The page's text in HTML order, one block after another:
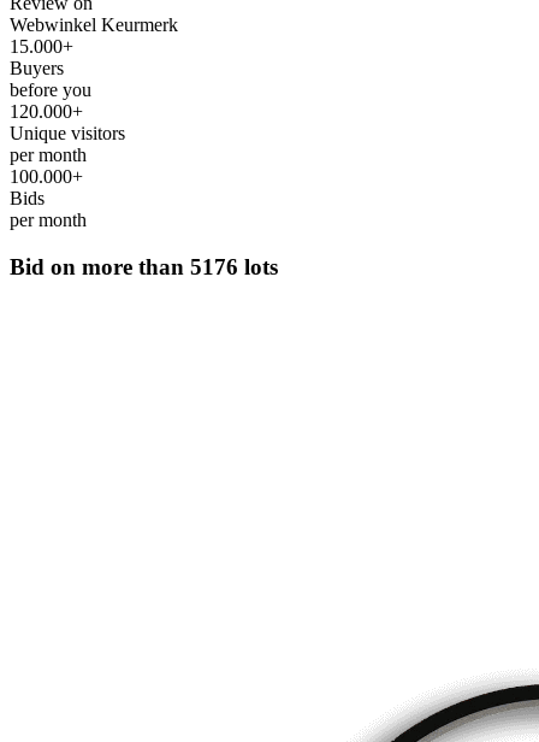
Webwinkel Keurmerk
15.000+
Buyers
before you
120.000+
Unique visitors
per month
100.000+
Bids
per month
Bid on more than 5176 lots